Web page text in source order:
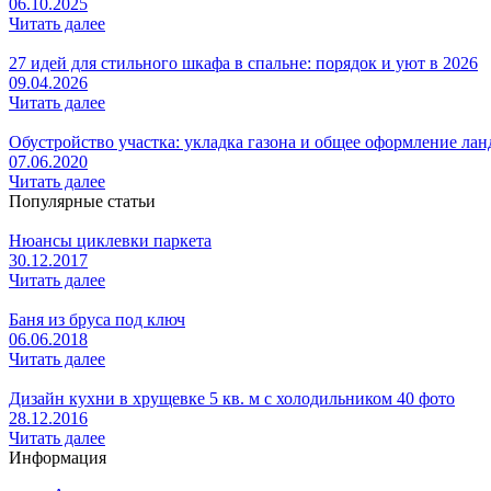
Читать далее
27 идей для стильного шкафа в спальне: порядок и уют в 2026
09.04.2026
Читать далее
Обустройство участка: укладка газона и общее оформление
07.06.2020
Читать далее
Популярные статьи
Нюансы циклевки паркета
30.12.2017
Читать далее
Баня из бруса под ключ
06.06.2018
Читать далее
Дизайн кухни в хрущевке 5 кв. м с холодильником 40 фото
28.12.2016
Читать далее
Информация